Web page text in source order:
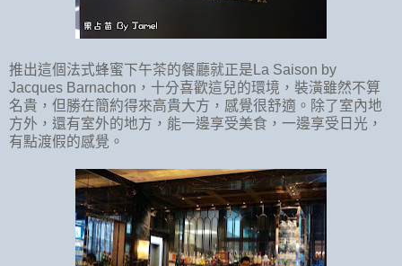
推出這個法式蜂蜜下午茶的餐廳就正是 La Saison by
Jacques Barnachon ，十分喜歡這兒的環境，裝潢雖然不算
名貴，但勝在簡約得來高貴大方，感覺很舒適。除了室內地
方外，還有室外的地方，能一邊享受美食，一邊享受日光，
有點渡假的感覺。